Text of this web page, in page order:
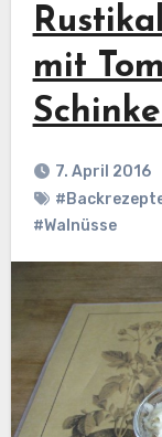
mit
7. April 2016
#Walnüsse